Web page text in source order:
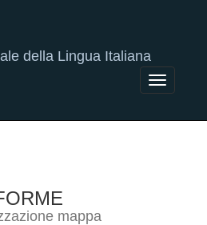
della Lingua Italiana
Toggle
mappa